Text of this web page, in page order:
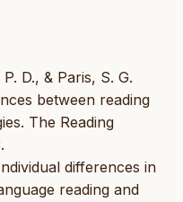
D., & Paris, S. G.
between reading
The Reading
differences in
reading and